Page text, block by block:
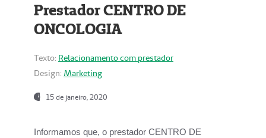
Prestador CENTRO DE
ONCOLOGIA
Texto: Relacionamento com prestador
Design: Marketing
15 de janeiro, 2020
Informamos que, o prestador CENTRO DE